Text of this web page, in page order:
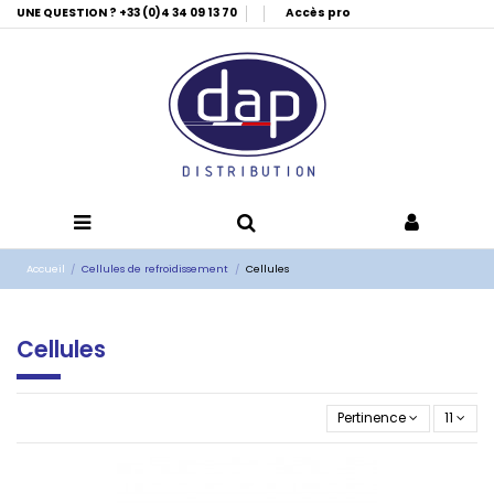
UNE QUESTION ? +33 (0)4 34 09 13 70 Accès pro
Accueil Cellules de refroidissement Cellules
Cellules
Pertinence 11